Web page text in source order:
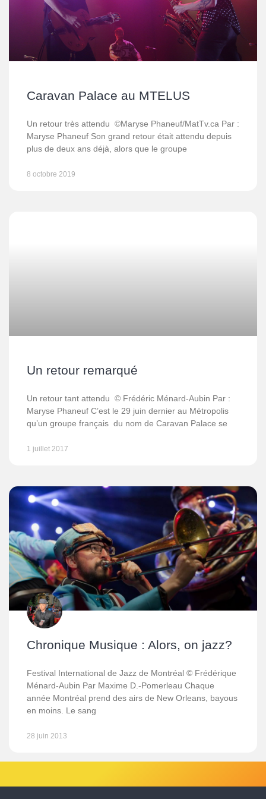
Caravan Palace au MTELUS
Un retour très attendu ©Maryse Phaneuf/MatTv.ca Par :
Maryse Phaneuf Son grand retour était attendu depuis
plus de deux ans déjà, alors que le groupe
8 octobre 2019
Un retour remarqué
Un retour tant attendu © Frédéric Ménard-Aubin Par :
Maryse Phaneuf C’est le 29 juin dernier au Métropolis
qu’un groupe français du nom de Caravan Palace se
1 juillet 2017
Chronique Musique : Alors, on jazz?
Festival International de Jazz de Montréal © Frédérique
Ménard-Aubin Par Maxime D.-Pomerleau Chaque
année Montréal prend des airs de New Orleans, bayous
en moins. Le sang
28 juin 2013